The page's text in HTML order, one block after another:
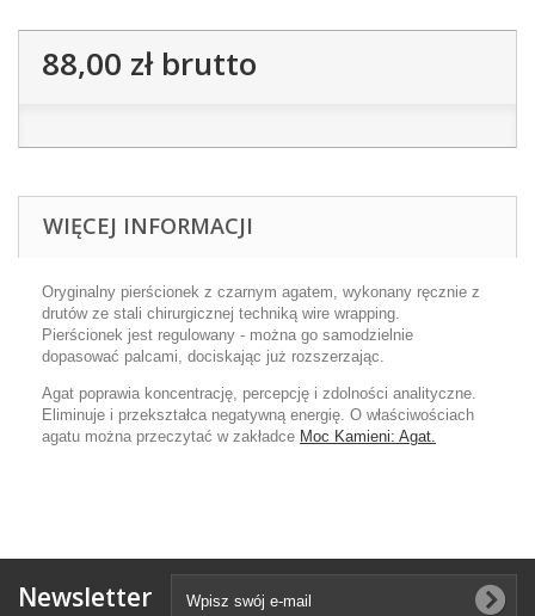
88,00 złbrutto
WIĘCEJ INFORMACJI
Oryginalny pierścionek z czarnym agatem, wykonany ręcznie z
drutów ze stali chirurgicznej techniką wire wrapping.
Pierścionek jest regulowany - można go samodzielnie
dopasować palcami, dociskając już rozszerzając.
Agat poprawia koncentrację, percepcję i zdolności analityczne.
Eliminuje i przekształca negatywną energię. O właściwościach
agatu można przeczytać w zakładce Moc Kamieni: Agat.
Newsletter